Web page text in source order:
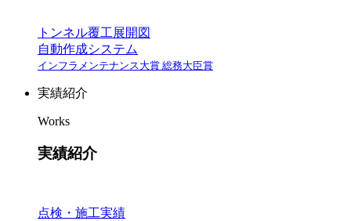
トンネル覆工展開図
自動作成システム
インフラメンテナンス大賞 総務大臣賞
実績紹介
Works
実績紹介
点検・施工実績